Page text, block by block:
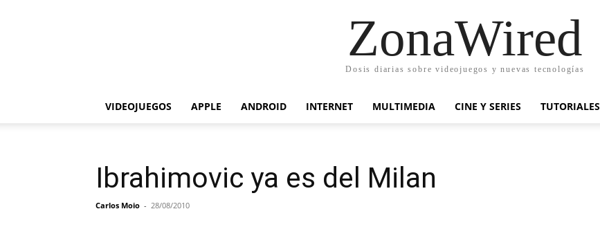
ZonaWired
Dosis diarias sobre videojuegos y nuevas tecnologías
VIDEOJUEGOS APPLE ANDROID INTERNET MULTIMEDIA CINE Y SERIES TUTORIALES
Ibrahimovic ya es del Milan
Carlos Moio - 28/08/2010